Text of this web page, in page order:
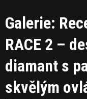
Galerie:
RACE 2 –
diamant s
skvělým